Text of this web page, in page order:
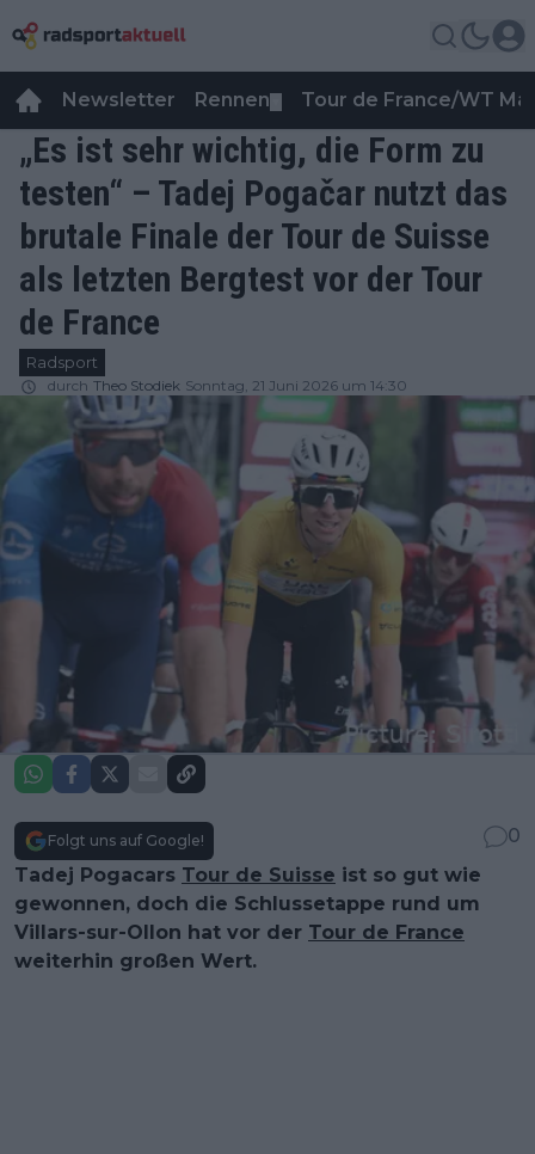
Newsletter Rennen Tour de France/WT
„Es ist sehr wichtig, die Form zu
testen“ – Tadej Pogačar nutzt das
brutale Finale der Tour de Suisse
als letzten Bergtest vor der Tour
de France
Radsport
durch Theo Stodiek Sonntag, 21 Juni 2026 um 14:30
Folgt uns auf Google!
0
Tadej Pogacars Tour de Suisse ist so gut wie
gewonnen, doch die Schlussetappe rund um
Villars-sur-Ollon hat vor der Tour de France
weiterhin großen Wert.